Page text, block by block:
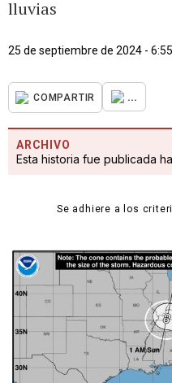
lluvias
25 de septiembre de 2024 -
COMPARTIR ...
ARCHIVO
Esta historia fue publicada
Se adhiere a los